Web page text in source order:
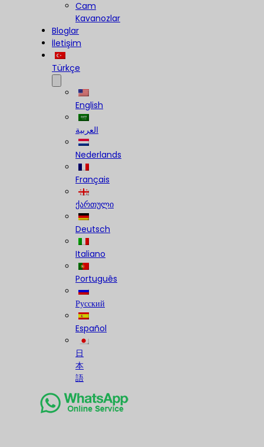
Cam
Kavanozlar
Bloglar
İletişim
Türkçe
English
العربية
Nederlands
Français
ქართული
Deutsch
Italiano
Português
Русский
Español
日
本
語